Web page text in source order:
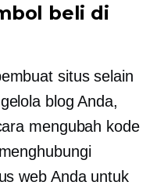
beli di
situs selain
blog Anda,
mengubah kode
web Anda untuk